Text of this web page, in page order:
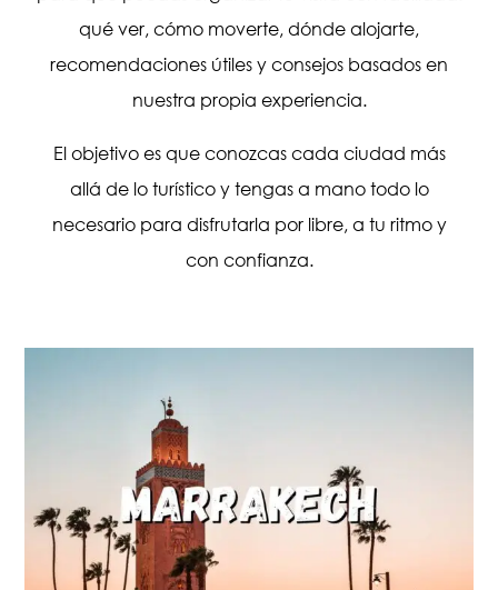
qué ver, cómo moverte, dónde alojarte,
recomendaciones útiles y consejos basados en
nuestra propia experiencia.
El objetivo es que conozcas cada ciudad más
allá de lo turístico y tengas a mano todo lo
necesario para disfrutarla por libre, a tu ritmo y
con confianza.